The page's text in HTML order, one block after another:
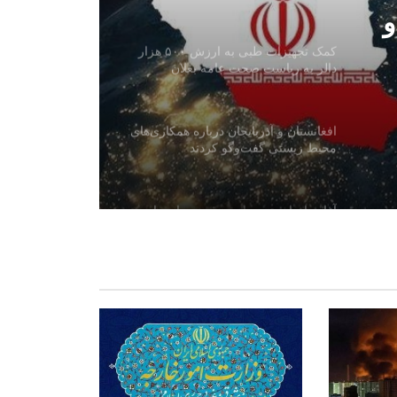
تجارتی
کمک تجهیزات طبی به ارزش ۵۰۰ هزار
دالر به ریاست صحت عامه بغلان
افغانستان و آذربایجان درباره همکاری‌های
محیط زیستی گفت‌وگو کردند
آغاز واردات تجهیزات برقی معیاری از
وزارت آب و انرژی از احتمال وقوع
سیلاب‌های آنی در شماری از ولایت‌ها
چین خواستار حمایت جهانی از احیای
اقتصاد افغانستان شد